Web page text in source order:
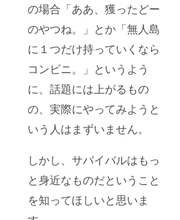
の場合「ああ、獲ったどー
のやつね。」とか「無人島
に１つだけ持っていくなら
コンビニ。」というよう
に、話題には上がるもの
の、実際にやってみようと
いう人はまずいません。
しかし、サバイバルはもっ
と身近なものだということ
を知ってほしいと思いま